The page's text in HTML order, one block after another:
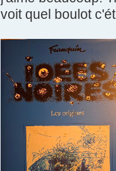
voit quel boulot